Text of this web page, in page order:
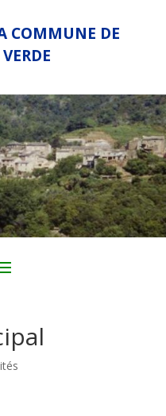
COMMUNE DE